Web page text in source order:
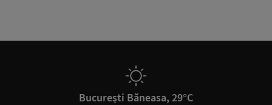
București Băneasa, 29°C